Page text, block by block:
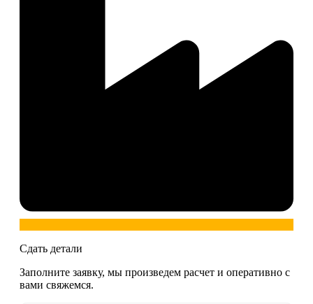
Сдать детали
Заполните заявку, мы произведем расчет и оперативно с
вами свяжемся.